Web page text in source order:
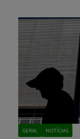
GERAL NOTÍCIAS